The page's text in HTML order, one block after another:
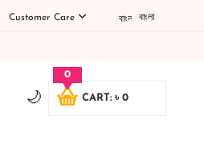
বাংলা
Customer Care
পণ্য ভেঙে গেছে নষ্ট খারাপ ডেট ওভার কোনরকম
🌙 CART: ৳ 0
0